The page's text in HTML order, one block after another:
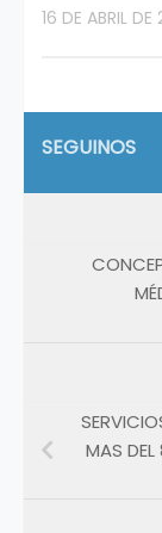
16 DE ABRIL
SEGUINOS
MAS